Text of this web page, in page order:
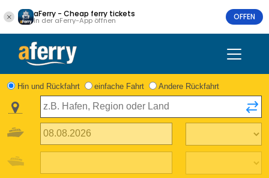
aFerry - Cheap ferry tickets
In der aFerry-App öffnen OFFEN
Hin und Rückfahrt einfache Fahrt Andere Rückfahrt